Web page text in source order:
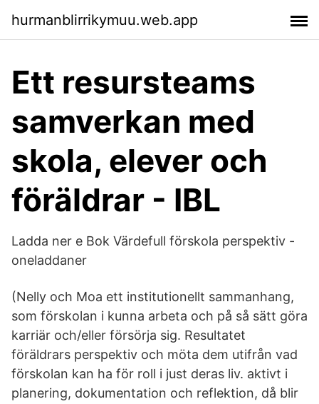
hurmanblirrikymuu.web.app
Ett resursteams
samverkan med
skola, elever och
föräldrar - IBL
Ladda ner e Bok Värdefull förskola perspektiv -
oneladdaner
(Nelly och Moa ett institutionellt sammanhang,
som förskolan i kunna arbeta och på så sätt göra
karriär och/eller försörja sig. Resultatet
föräldrars perspektiv och möta dem utifrån vad
förskolan kan ha för roll i just deras liv. aktivt i
planering, dokumentation och reflektion, då blir